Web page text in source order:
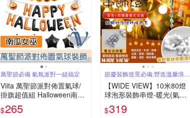
萬聖節必備 氣氛派對一組搞定
Viita 萬聖節派對佈置氣球/
掛旗超值組 Halloween南瓜
女巫
$265
節慶裝飾造景必備,營造溫馨浪漫
氣氛
【WIDE VIEW】10米80燈
球泡形裝飾串燈-暖光(氣氛
燈 聖誕節布置 戶外裝飾燈
草坪庭園燈/MC-DCDPJ)
$319